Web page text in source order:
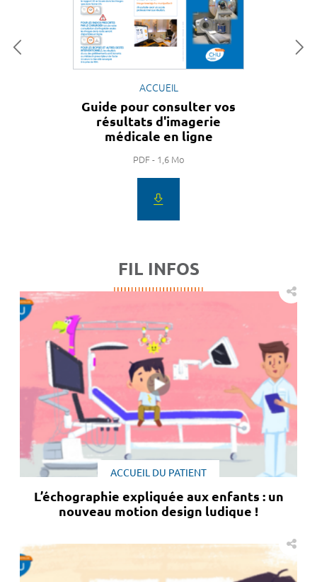
ACCUEIL
Guide pour consulter vos
résultats d'imagerie
médicale en ligne
PDF - 1,6 Mo
FIL INFOS
ACCUEIL DU PATIENT
L’échographie expliquée aux enfants : un
nouveau motion design ludique !